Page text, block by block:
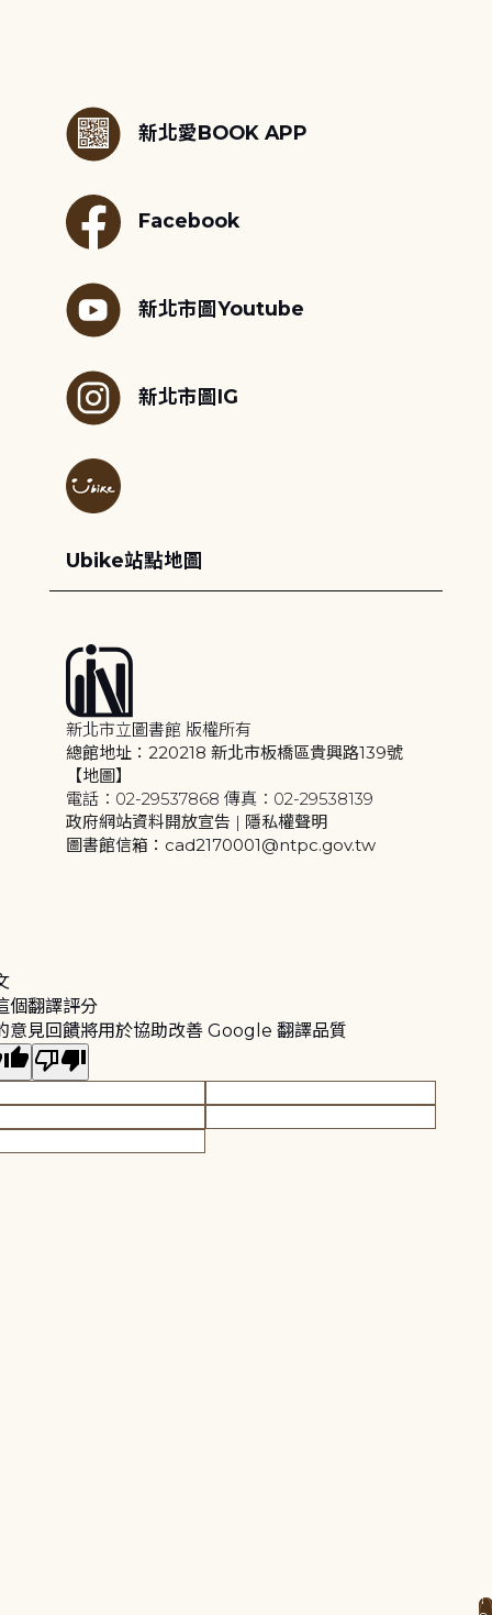
新北愛BOOK APP
Facebook
新北市圖Youtube
新北市圖IG
Ubike站點地圖
新北市立圖書館 版權所有
總館地址：220218 新北市板橋區貴興路139號
【地圖】
電話：02-29537868 傳真：02-29538139
政府網站資料開放宣告 | 隱私權聲明
圖書館信箱：cad2170001@ntpc.gov.tw
個翻譯評分
意見回饋將用於協助改善 Google 翻譯品質